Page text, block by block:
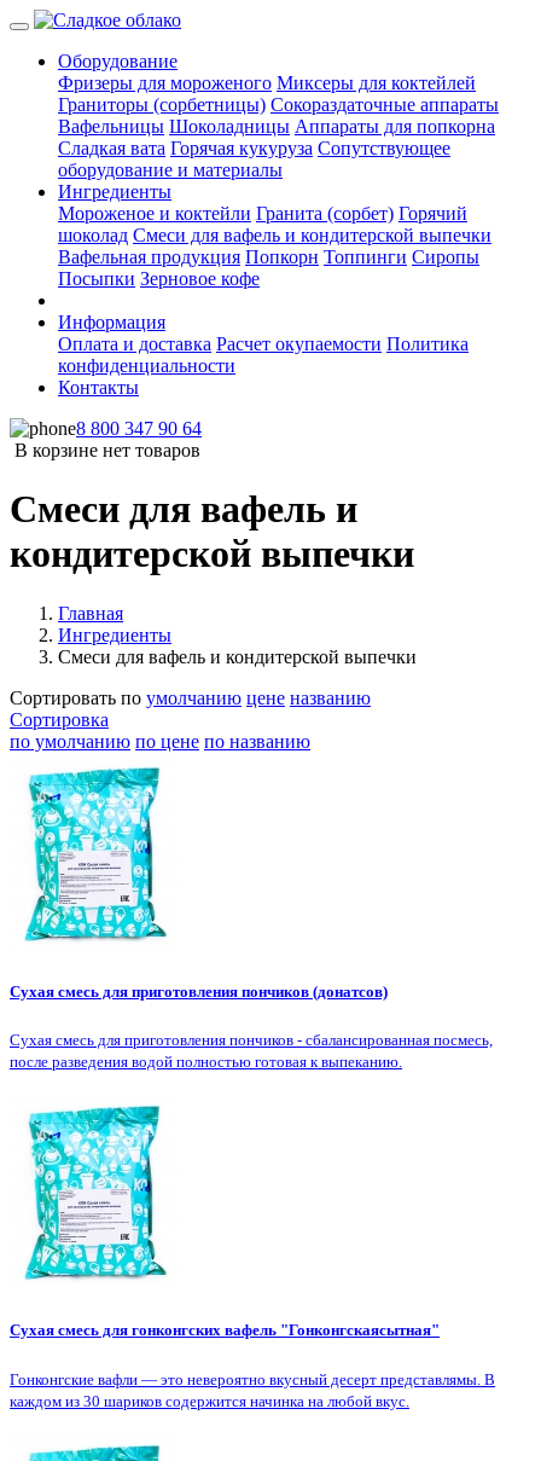
Оборудование
Фризеры для мороженого Миксеры для коктейлей
Граниторы (сорбетницы) Сокораздаточные аппараты
Вафельницы Шоколадницы Аппараты для попкорна
Сладкая вата Горячая кукуруза Сопутствующее
оборудование и материалы
Ингредиенты
Мороженое и коктейли Гранита (сорбет) Горячий
шоколад Смеси для вафель и кондитерской выпечки
Вафельная продукция Попкорн Топпинги Сиропы
Посыпки Зерновое кофе
Информация
Оплата и доставка Расчет окупаемости Политика
конфиденциальности
Контакты
8 800 347 90 64
В корзине нет товаров
Смеси для вафель и
кондитерской выпечки
Главная
Ингредиенты
Смеси для вафель и кондитерской выпечки
Сортировать по умолчанию цене названию
Сортировка
по умолчанию по цене по названию
Сухая смесь для приготовления пончиков (донатсов)
Сухая смесь для приготовления пончиков - сбалансированная посмесь,
после разведения водой полностью готовая к выпеканию.
Сухая смесь для гонконгских вафель "Гонконгскаясытная"
Гонконгские вафли — это невероятно вкусный десерт представлямы. В
каждом из 30 шариков содержится начинка на любой вкус.